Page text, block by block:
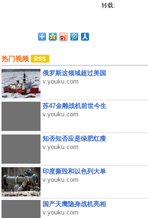
转载:
热门视频
俄罗斯这领域超过美国
v.youku.com
苏47金雕战机前世今生
v.youku.com
知否知否应是绿肥红瘦
v.youku.com
印度撕毁和以色列大单
v.youku.com
国产天鹰隐身战机亮相
v.youku.com